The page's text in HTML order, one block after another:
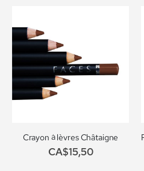
Crayon à lèvres Châtaigne
CA$15,50